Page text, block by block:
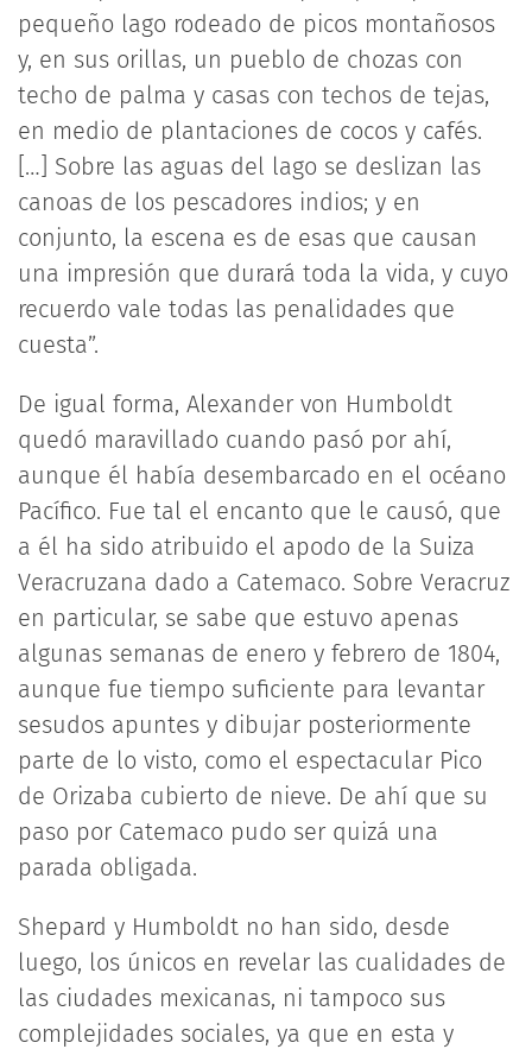
pequeño lago rodeado de picos montañosos
y, en sus orillas, un pueblo de chozas con
techo de palma y casas con techos de tejas,
en medio de plantaciones de cocos y cafés.
[…] Sobre las aguas del lago se deslizan las
canoas de los pescadores indios; y en
conjunto, la escena es de esas que causan
una impresión que durará toda la vida, y cuyo
recuerdo vale todas las penalidades que
cuesta”.
De igual forma, Alexander von Humboldt
quedó maravillado cuando pasó por ahí,
aunque él había desembarcado en el océano
Pacífico. Fue tal el encanto que le causó, que
a él ha sido atribuido el apodo de la Suiza
Veracruzana dado a Catemaco. Sobre Veracruz
en particular, se sabe que estuvo apenas
algunas semanas de enero y febrero de 1804,
aunque fue tiempo suficiente para levantar
sesudos apuntes y dibujar posteriormente
parte de lo visto, como el espectacular Pico
de Orizaba cubierto de nieve. De ahí que su
paso por Catemaco pudo ser quizá una
parada obligada.
Shepard y Humboldt no han sido, desde
luego, los únicos en revelar las cualidades de
las ciudades mexicanas, ni tampoco sus
complejidades sociales, ya que en esta y